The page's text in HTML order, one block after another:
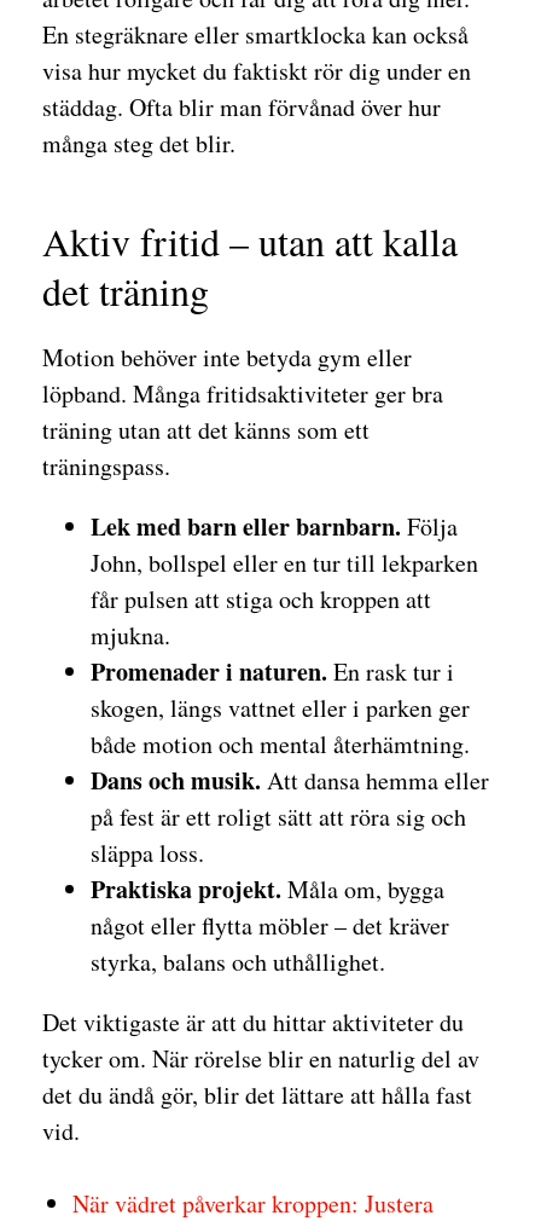
En stegräknare eller smartklocka kan också
visa hur mycket du faktiskt rör dig under en
städdag. Ofta blir man förvånad över hur
många steg det blir.
Aktiv fritid – utan att kalla
det träning
Motion behöver inte betyda gym eller
löpband. Många fritidsaktiviteter ger bra
träning utan att det känns som ett
träningspass.
Lek med barn eller barnbarn. Följa
John, bollspel eller en tur till lekparken
får pulsen att stiga och kroppen att
mjukna.
Promenader i naturen. En rask tur i
skogen, längs vattnet eller i parken ger
både motion och mental återhämtning.
Dans och musik. Att dansa hemma eller
på fest är ett roligt sätt att röra sig och
släppa loss.
Praktiska projekt. Måla om, bygga
något eller flytta möbler – det kräver
styrka, balans och uthållighet.
Det viktigaste är att du hittar aktiviteter du
tycker om. När rörelse blir en naturlig del av
det du ändå gör, blir det lättare att hålla fast
vid.
När vädret påverkar kroppen: Justera